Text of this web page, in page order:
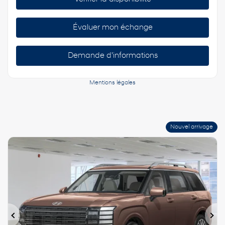
Évaluer mon échange
Demande d'informations
Mentions légales
Nouvel arrivage